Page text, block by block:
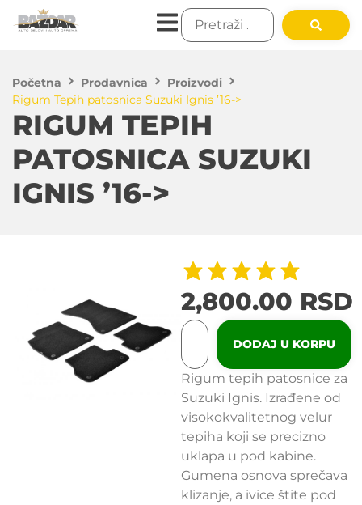
Početna Prodavnica
Proizvodi
Rigum Tepih patosnica Suzuki Ignis ’16->
RIGUM TEPIH
PATOSNICA SUZUKI
IGNIS ’16->
2,800.00 RSD
DODAJ U KORPU
Rigum tepih patosnice za
Suzuki Ignis. Izrađene od
visokokvalitetnog velur
tepiha koji se precizno
uklapa u pod kabine.
Gumena osnova sprečava
klizanje, a ivice štite pod